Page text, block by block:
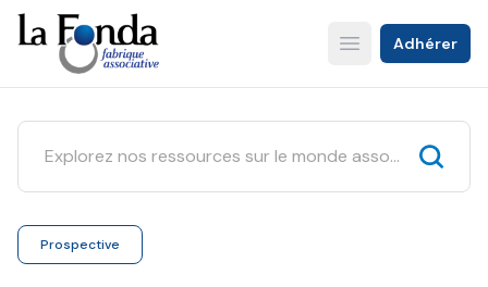
Aller
au
contenu
principal
Open main menu
Adhérer
Prospective